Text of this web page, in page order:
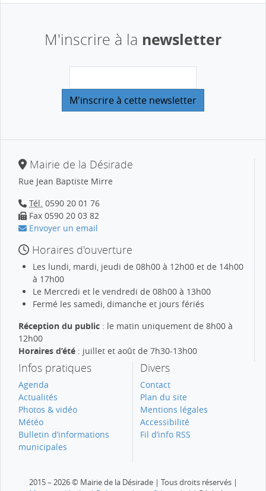
M'inscrire à la newsletter
Mairie de la Désirade
Rue Jean Baptiste Mirre
Tél. 0590 20 01 76
Fax 0590 20 03 82
Envoyer un email
Horaires d'ouverture
Les lundi, mardi, jeudi de 08h00 à 12h00 et de 14h00
à 17h00
Le Mercredi et le vendredi de 08h00 à 13h00
Fermé les samedi, dimanche et jours fériés
Réception du public : le matin uniquement de 8h00 à
12h00
Horaires d’été : juillet et août de 7h30-13h00
Infos pratiques
Agenda
Actualités
Photos & vidéo
Météo
Bulletin d’informations
municipales
Divers
Contact
Plan du site
Mentions légales
Accessibilité
Fil d’info RSS
2015 – 2026 © Mairie de la Désirade | Tous droits réservés |